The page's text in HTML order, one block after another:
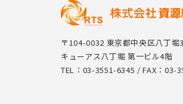
〒104-0032 東京都中央区八丁
キューアス八丁堀 第一ビル4階
TEL：03-3551-6345 / FAX：03-